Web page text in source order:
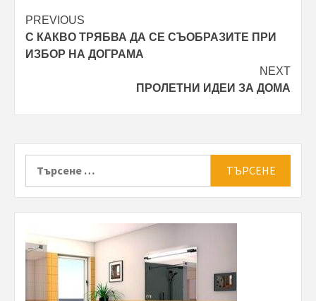
Post
navigation
PREVIOUS
С КАКВО ТРЯБВА ДА СЕ СЪОБРАЗИТЕ ПРИ
ИЗБОР НА ДОГРАМА
NEXT
ПРОЛЕТНИ ИДЕИ ЗА ДОМА